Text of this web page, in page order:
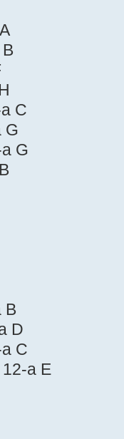
C
G
G
B
D
C
a E